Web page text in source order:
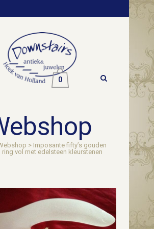
0
> Imposante fifty’s gouden
vol met edelsteen kleurstenen